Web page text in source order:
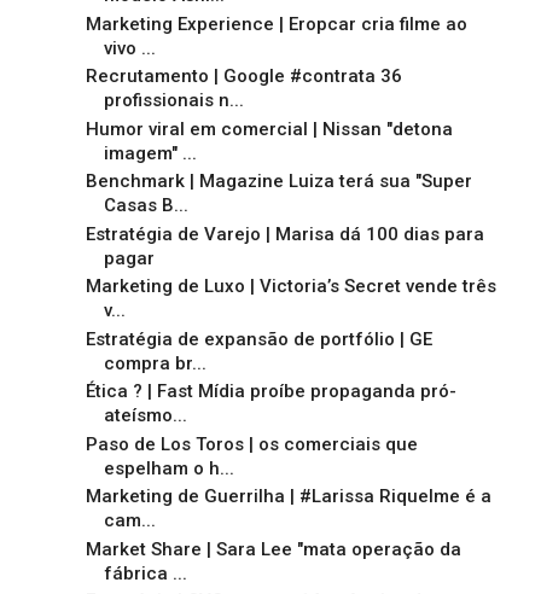
Marketing Experience | Eropcar cria filme ao
vivo ...
Recrutamento | Google #contrata 36
profissionais n...
Humor viral em comercial | Nissan "detona
imagem" ...
Benchmark | Magazine Luiza terá sua "Super
Casas B...
Estratégia de Varejo | Marisa dá 100 dias para
pagar
Marketing de Luxo | Victoria’s Secret vende três
v...
Estratégia de expansão de portfólio | GE
compra br...
Ética ? | Fast Mídia proíbe propaganda pró-
ateísmo...
Paso de Los Toros | os comerciais que
espelham o h...
Marketing de Guerrilha | #Larissa Riquelme é a
cam...
Market Share | Sara Lee "mata operação da
fábrica ...